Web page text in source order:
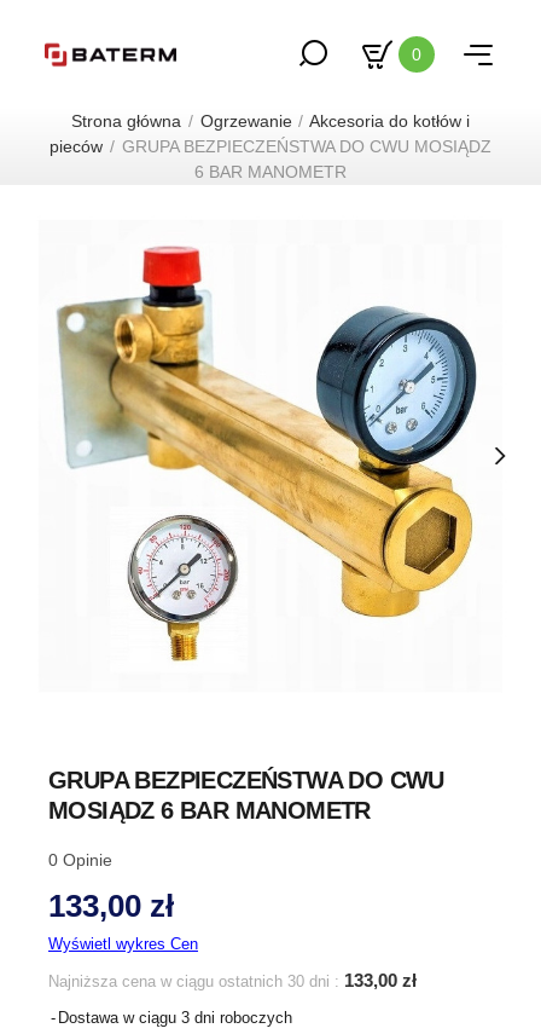
0
Strona główna Ogrzewanie
Akcesoria do kotłów i
pieców
GRUPA BEZPIECZEŃSTWA DO CWU MOSIĄDZ
6 BAR MANOMETR
GRUPA BEZPIECZEŃSTWA DO CWU
MOSIĄDZ 6 BAR MANOMETR
0 Opinie
133,00 zł
Wyświetl wykres Cen
Najniższa cena w ciągu ostatnich 30 dni : 133,00 zł
Dostawa w ciągu 3 dni roboczych